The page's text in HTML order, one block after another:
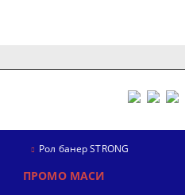
Рол банер STRONG
ПРОМО МАСИ